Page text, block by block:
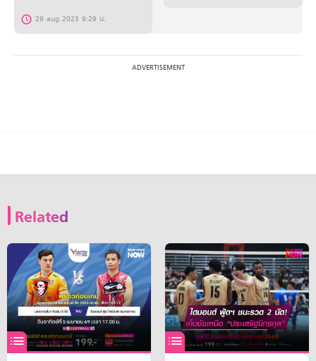
29 aug 2023 9:29 น.
Related